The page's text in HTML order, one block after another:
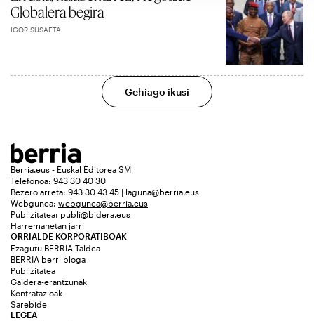
Globalera begira
IGOR SUSAETA
Gehiago ikusi
Berria.eus - Euskal Editorea SM
Telefonoa: 943 30 40 30
Bezero arreta: 943 30 43 45 | laguna@berria.eus
Webgunea: webgunea@berria.eus
Publizitatea: publi@bidera.eus
Harremanetan jarri
ORRIALDE KORPORATIBOAK
Ezagutu BERRIA Taldea
BERRIA berri bloga
Publizitatea
Galdera-erantzunak
Kontratazioak
Sarebide
LEGEA